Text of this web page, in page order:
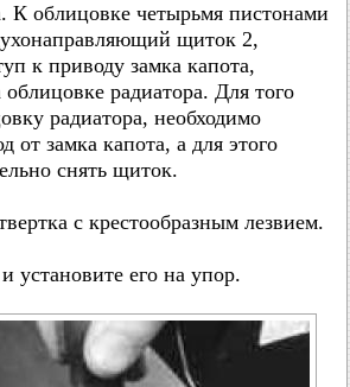
К облицовке четырьмя пистонами
щиток 2,
к приводу замка капота,
облицовке радиатора. Для того
радиатора, необходимо
от замка капота, а для этого
снять щиток.
с крестообразным лезвием.
установите его на упор.